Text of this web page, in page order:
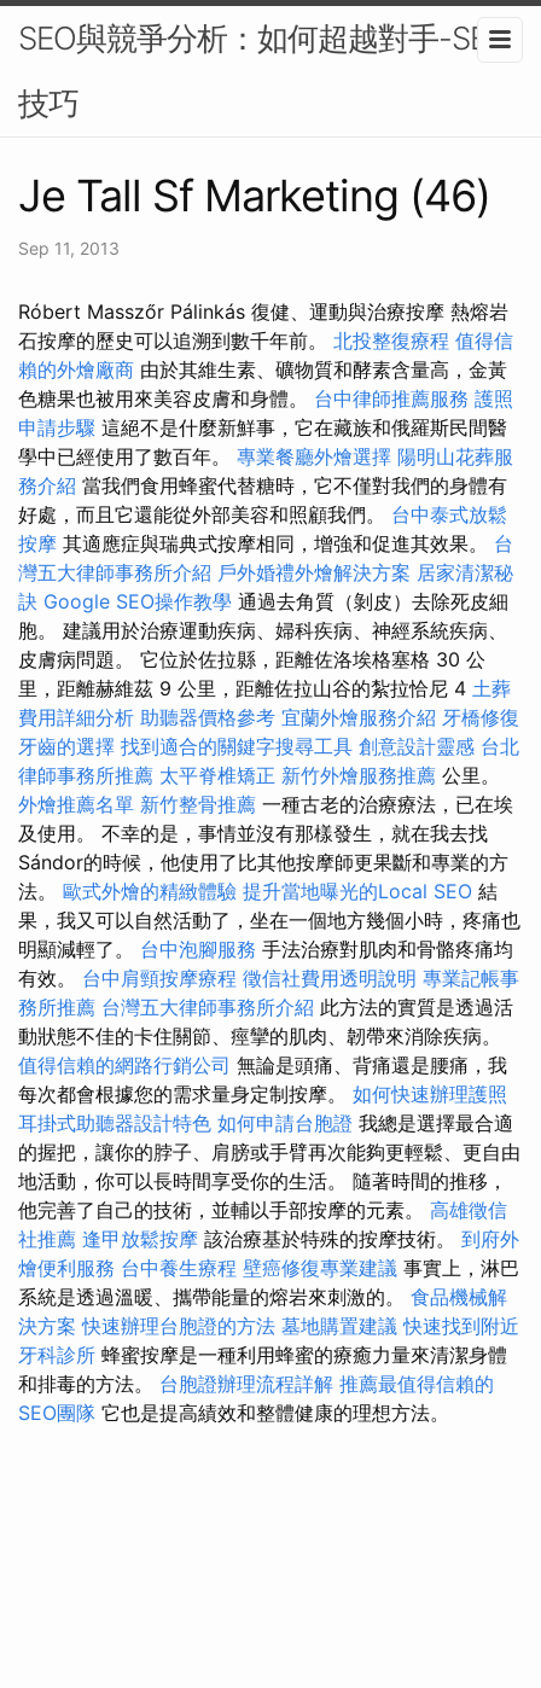
SEO與競爭分析：如何超越對手-SEO
技巧
Je Tall Sf Marketing (46)
Sep 11, 2013
Róbert Masszőr Pálinkás 復健、運動與治療按摩 熱熔岩
石按摩的歷史可以追溯到數千年前。 北投整復療程 值得信
賴的外燴廠商 由於其維生素、礦物質和酵素含量高，金黃
色糖果也被用來美容皮膚和身體。 台中律師推薦服務 護照
申請步驟 這絕不是什麼新鮮事，它在藏族和俄羅斯民間醫
學中已經使用了數百年。 專業餐廳外燴選擇 陽明山花葬服
務介紹 當我們食用蜂蜜代替糖時，它不僅對我們的身體有
好處，而且它還能從外部美容和照顧我們。 台中泰式放鬆
按摩 其適應症與瑞典式按摩相同，增強和促進其效果。 台
灣五大律師事務所介紹 戶外婚禮外燴解決方案 居家清潔秘
訣 Google SEO操作教學 通過去角質（剝皮）去除死皮細
胞。 建議用於治療運動疾病、婦科疾病、神經系統疾病、
皮膚病問題。 它位於佐拉縣，距離佐洛埃格塞格 30 公
里，距離赫維茲 9 公里，距離佐拉山谷的紮拉恰尼 4 土葬
費用詳細分析 助聽器價格參考 宜蘭外燴服務介紹 牙橋修復
牙齒的選擇 找到適合的關鍵字搜尋工具 創意設計靈感 台北
律師事務所推薦 太平脊椎矯正 新竹外燴服務推薦 公里。
外燴推薦名單 新竹整骨推薦 一種古老的治療療法，已在埃
及使用。 不幸的是，事情並沒有那樣發生，就在我去找
Sándor的時候，他使用了比其他按摩師更果斷和專業的方
法。 歐式外燴的精緻體驗 提升當地曝光的Local SEO 結
果，我又可以自然活動了，坐在一個地方幾個小時，疼痛也
明顯減輕了。 台中泡腳服務 手法治療對肌肉和骨骼疼痛均
有效。 台中肩頸按摩療程 徵信社費用透明說明 專業記帳事
務所推薦 台灣五大律師事務所介紹 此方法的實質是透過活
動狀態不佳的卡住關節、痙攣的肌肉、韌帶來消除疾病。
值得信賴的網路行銷公司 無論是頭痛、背痛還是腰痛，我
每次都會根據您的需求量身定制按摩。 如何快速辦理護照
耳掛式助聽器設計特色 如何申請台胞證 我總是選擇最合適
的握把，讓你的脖子、肩膀或手臂再次能夠更輕鬆、更自由
地活動，你可以長時間享受你的生活。 隨著時間的推移，
他完善了自己的技術，並輔以手部按摩的元素。 高雄徵信
社推薦 逢甲放鬆按摩 該治療基於特殊的按摩技術。 到府外
燴便利服務 台中養生療程 壁癌修復專業建議 事實上，淋巴
系統是透過溫暖、攜帶能量的熔岩來刺激的。 食品機械解
決方案 快速辦理台胞證的方法 墓地購置建議 快速找到附近
牙科診所 蜂蜜按摩是一種利用蜂蜜的療癒力量來清潔身體
和排毒的方法。 台胞證辦理流程詳解 推薦最值得信賴的
SEO團隊 它也是提高績效和整體健康的理想方法。